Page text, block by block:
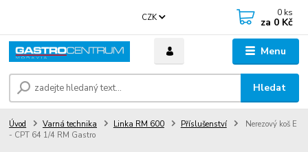
Menu
CZK
Hledat
0 ks
za 0 Kč
Úvod Varná technika Linka RM 600 Příslušenství
Nerezový koš E
- CPT 64 1/4 RM Gastro